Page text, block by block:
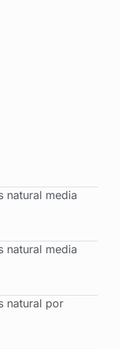
natural media
natural media
natural por